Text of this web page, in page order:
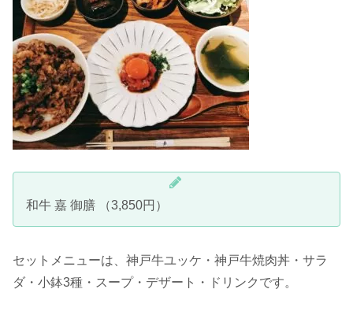
和牛 嘉 御膳 （3,850円）
セットメニューは、神戸牛ユッケ・神戸牛焼肉丼・サラ
ダ・小鉢3種・スープ・デザート・ドリンクです。